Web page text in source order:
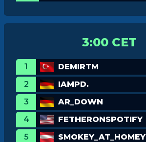
3:00 CET
1
DEMIRTM
2
IAMPD.
3
AR_DOWN
4
FETHERONSPOTIFY
5
SMOKEY_AT_HOMEY